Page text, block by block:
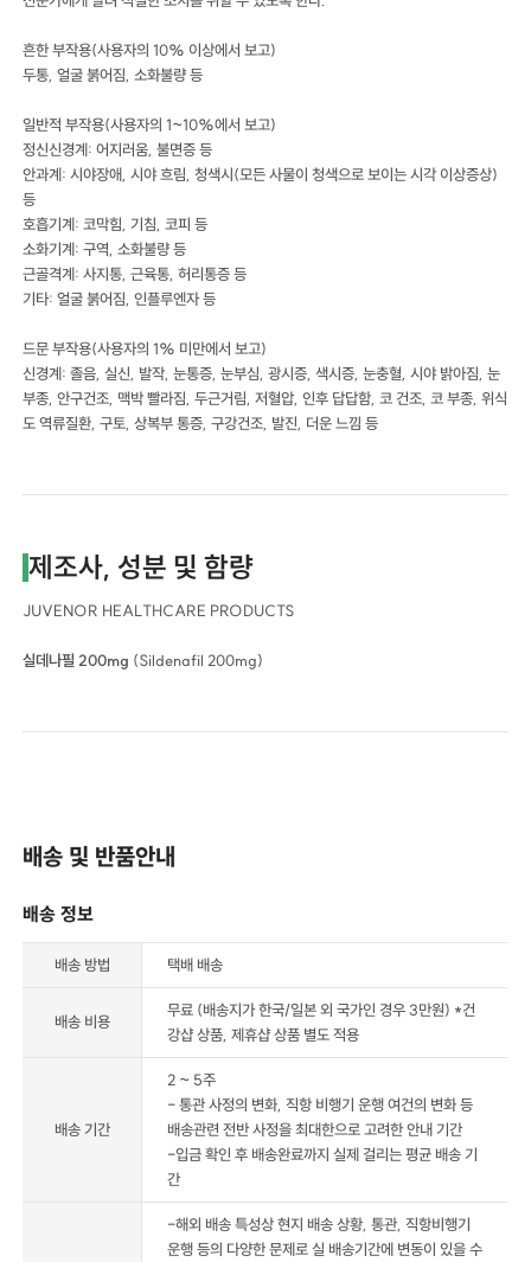
흔한 부작용(사용자의 10% 이상에서 보고)
두통, 얼굴 붉어짐, 소화불량 등
일반적 부작용(사용자의 1~10%에서 보고)
정신신경계: 어지러움, 불면증 등
안과계: 시야장애, 시야 흐림, 청색시(모든 사물이 청색으로 보이는 시각 이상증상)
등
호흡기계: 코막힘, 기침, 코피 등
소화기계: 구역, 소화불량 등
근골격계: 사지통, 근육통, 허리통증 등
기타: 얼굴 붉어짐, 인플루엔자 등
드문 부작용(사용자의 1% 미만에서 보고)
신경계: 졸음, 실신, 발작, 눈통증, 눈부심, 광시증, 색시증, 눈충혈, 시야 밝아짐, 눈
부종, 안구건조, 맥박 빨라짐, 두근거림, 저혈압, 인후 답답함, 코 건조, 코 부종, 위식
도 역류질환, 구토, 상복부 통증, 구강건조, 발진, 더운 느낌 등
제조사, 성분 및 함량
JUVENOR HEALTHCARE PRODUCTS
실데나필 200mg (Sildenafil 200mg)
배송 및 반품안내
배송 정보
배송 방법 택배 배송
배송 비용
무료 (배송지가 한국/일본 외 국가인 경우 3만원) *건
강샵 상품, 제휴샵 상품 별도 적용
배송 기간
2 ~ 5주
- 통관 사정의 변화, 직항 비행기 운행 여건의 변화 등
배송관련 전반 사정을 최대한으로 고려한 안내 기간
-입금 확인 후 배송완료까지 실제 걸리는 평균 배송 기
간
-해외 배송 특성상 현지 배송 상황, 통관, 직항비행기
운행 등의 다양한 문제로 실 배송기간에 변동이 있을 수